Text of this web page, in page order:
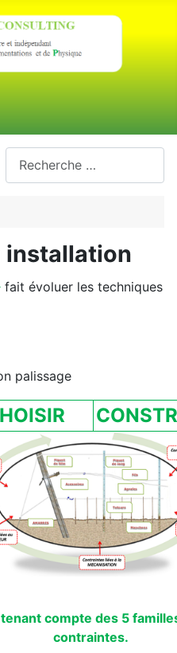
installation
fait évoluer les techniques
palissage
tenant compte des 5
contraintes.